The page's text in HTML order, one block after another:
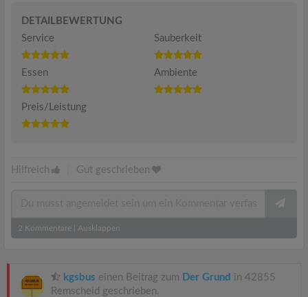
DETAILBEWERTUNG
Service
Sauberkeit
Essen Ambiente
Preis/Leistung
Hilfreich Gut geschrieben
2 Kommentare Ausklappen
kgsbus einen Beitrag zum Der Grund in 42855
Remscheid geschrieben.